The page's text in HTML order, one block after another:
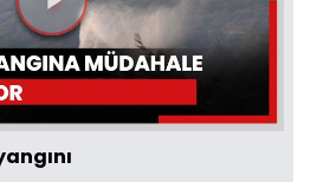
Videoyu
Oynat